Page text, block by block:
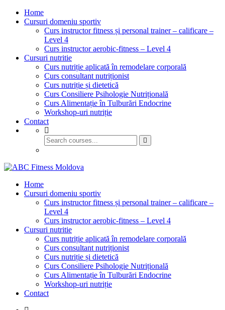
Home
Cursuri domeniu sportiv
Curs instructor fitness și personal trainer – calificare –
Level 4
Curs instructor aerobic-fitness – Level 4
Cursuri nutritie
Curs nutriție aplicată în remodelare corporală
Curs consultant nutriționist
Curs nutriție și dietetică
Curs Consiliere Psihologie Nutrițională
Curs Alimentație în Tulburări Endocrine
Workshop-uri nutriție
Contact
Home
Cursuri domeniu sportiv
Curs instructor fitness și personal trainer – calificare –
Level 4
Curs instructor aerobic-fitness – Level 4
Cursuri nutritie
Curs nutriție aplicată în remodelare corporală
Curs consultant nutriționist
Curs nutriție și dietetică
Curs Consiliere Psihologie Nutrițională
Curs Alimentație în Tulburări Endocrine
Workshop-uri nutriție
Contact